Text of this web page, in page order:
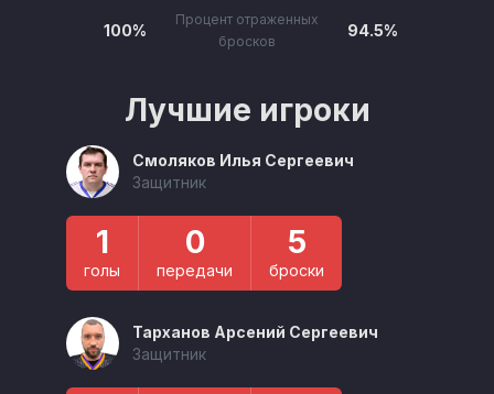
100%
Процент отраженных
бросков
94.5%
Лучшие игроки
Смоляков Илья Сергеевич
Защитник
1
голы
0
передачи
5
броски
Тарханов Арсений Сергеевич
Защитник